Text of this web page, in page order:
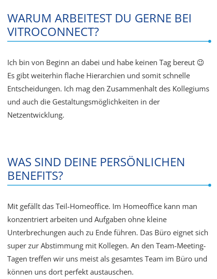
WARUM ARBEITEST DU GERNE BEI
VITROCONNECT?
Ich bin von Beginn an dabei und habe keinen Tag bereut 😉
Es gibt weiterhin flache Hierarchien und somit schnelle
Entscheidungen. Ich mag den Zusammenhalt des Kollegiums
und auch die Gestaltungsmöglichkeiten in der
Netzentwicklung.
WAS SIND DEINE PERSÖNLICHEN
BENEFITS?
Mit gefällt das Teil-Homeoffice. Im Homeoffice kann man
konzentriert arbeiten und Aufgaben ohne kleine
Unterbrechungen auch zu Ende führen. Das Büro eignet sich
super zur Abstimmung mit Kollegen. An den Team-Meeting-
Tagen treffen wir uns meist als gesamtes Team im Büro und
können uns dort perfekt austauschen.